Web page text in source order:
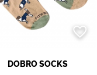
DOBRO SOCKS